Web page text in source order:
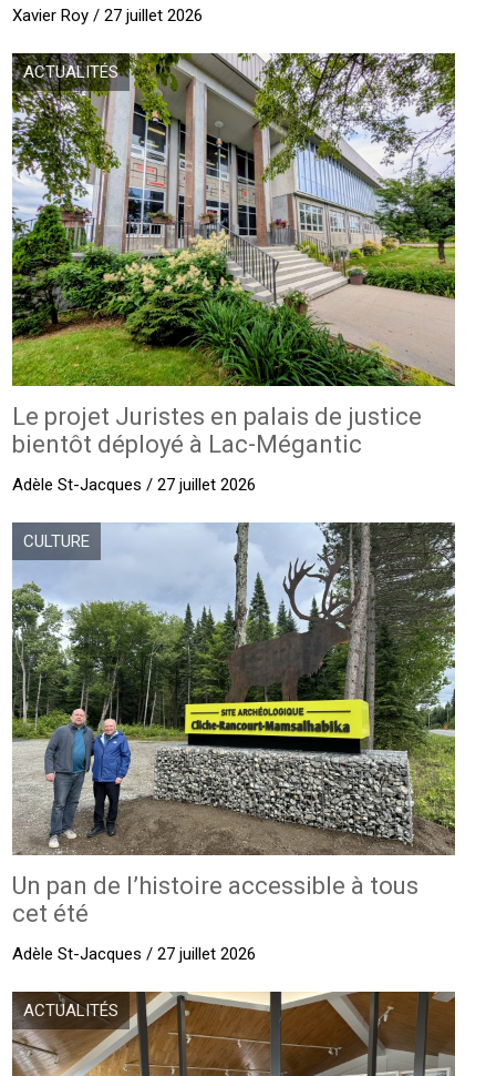
Xavier Roy / 27 juillet 2026
ACTUALITÉS
Le projet Juristes en palais de justice
bientôt déployé à Lac-Mégantic
Adèle St-Jacques / 27 juillet 2026
CULTURE
Un pan de l’histoire accessible à tous
cet été
Adèle St-Jacques / 27 juillet 2026
ACTUALITÉS